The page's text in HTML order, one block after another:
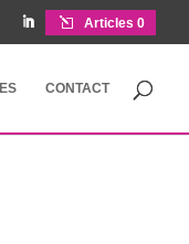
 Articles 0
CONTACT